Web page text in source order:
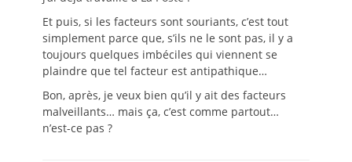
Et puis, si les facteurs sont souriants, c’est tout
simplement parce que, s’ils ne le sont pas, il y a
toujours quelques imbéciles qui viennent se
plaindre que tel facteur est antipathique…
Bon, après, je veux bien qu’il y ait des facteurs
malveillants… mais ça, c’est comme partout…
n’est-ce pas ?